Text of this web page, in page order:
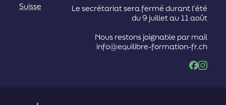
Suisse
Le secrétariat sera fermé durant l’été
du 9 juillet au 11 août
Nous restons joignable par mail
info@equilibre-formation-fr.ch
Facebook